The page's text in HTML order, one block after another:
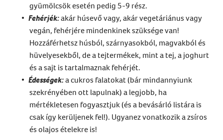
gyümölcsök esetén pedig 5-9 rész.
Fehérjék:akár húsevő vagy, akár vegetáriánus vagy
vegán, fehérjére mindenkinek szüksége van!
Hozzáférhetsz húsból, szárnyasokból, magvakból és
hüvelyesekből, de a tejtermékek, mint a tej, a joghurt
és a sajt is tartalmaznak fehérjét.
Édességek:a cukros falatokat (bár mindannyiunk
szekrényében ott lapulnak) a legjobb, ha
mértékletesen fogyasztjuk (és a bevásárló listára is
csak így kerüljenek fel!). Ugyanez vonatkozik a zsíros
és olajos ételekre is!